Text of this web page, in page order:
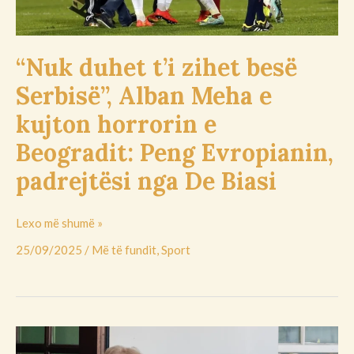
“Nuk duhet t’i zihet besë
Serbisë”, Alban Meha e
kujton horrorin e
Beogradit: Peng Evropianin,
padrejtësi nga De Biasi
kujton
horrorin
Beogradit:
Peng
Evropianin,
padrejtësi
nga
De
Biasi
Lexo më shumë »
25/09/2025 / Më të fundit,Sport